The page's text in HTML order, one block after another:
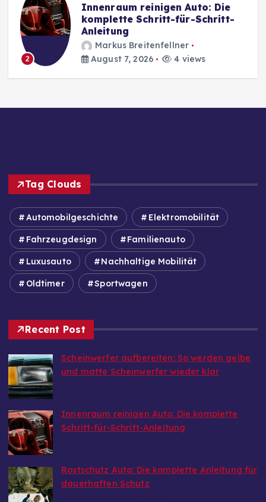
2
Innenraum reinigen Auto: Die
komplette Schritt-für-Schritt-
Anleitung
Markus Breitenfellner
August 7, 2026
4 views
Tag Clouds
Automobilgeschichte Elektromobilität
Fahrzeugdesign Familienauto
Luxusauto Nachhaltige Mobilität
Oldtimer Sportwagen
Recent Post
Scheinwerfer aufbereiten: So werden gelbe
und matte Scheinwerfer wieder klar
Innenraum reinigen Auto: Die komplette
Schritt-für-Schritt-Anleitung
Rostschutz Auto: Die komplette Anleitung für
dauerhaften Schutz